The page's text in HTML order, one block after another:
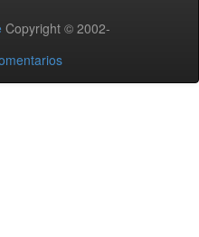
Copyright © 2002-